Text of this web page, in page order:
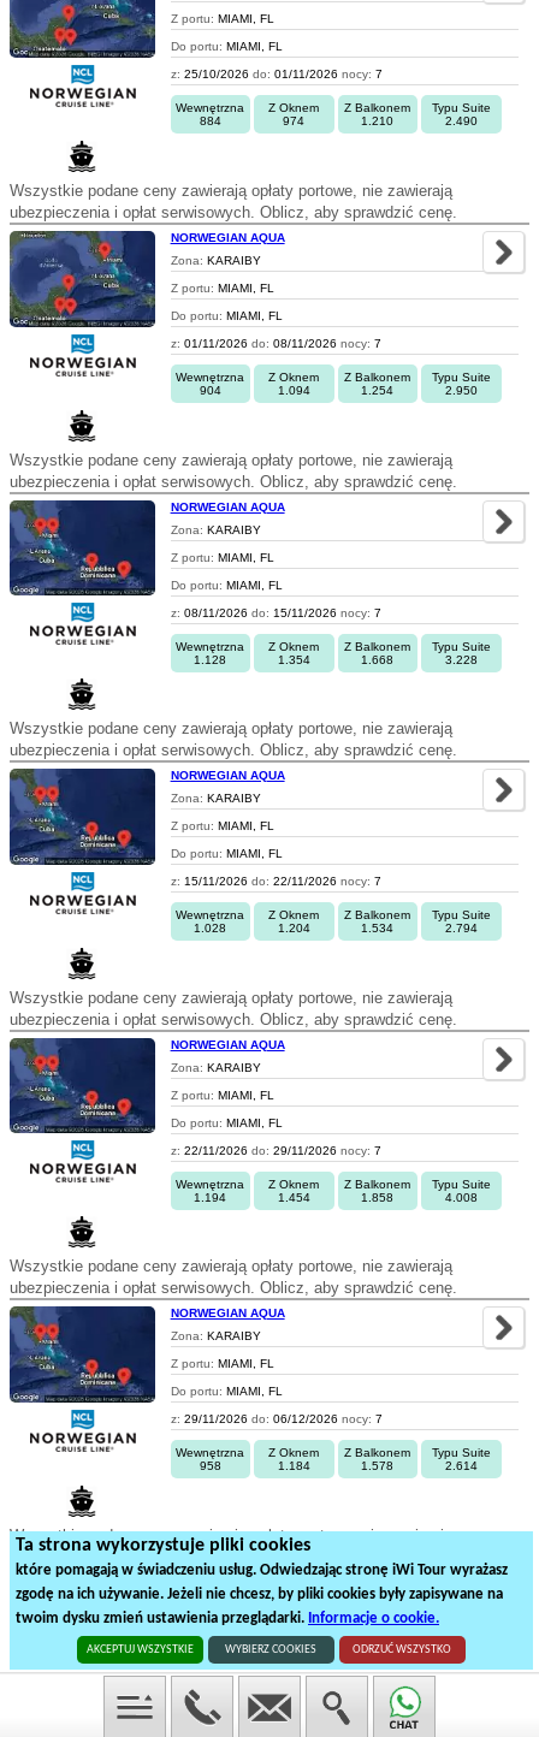
Ta strona wykorzystuje pliki cookies
które pomagają w świadczeniu usług. Odwiedzając stronę iWi Tour wyrażasz
zgodę na ich używanie. Jeżeli nie chcesz, by pliki cookies były zapisywane na
twoim dysku zmień ustawienia przeglądarki. Informacje o cookie.
AKCEPTUJ WSZYSTKIE WYBIERZ COOKIES ODRZUĆ WSZYSTKO
Z portu: MIAMI, FL
Do portu: MIAMI, FL
z: 25/10/2026 do: 01/11/2026 nocy: 7
Wewnętrzna
884
Z Oknem
974
Z Balkonem
1.210
Typu Suite
2.490
Wszystkie podane ceny zawierają opłaty portowe, nie zawierają
ubezpieczenia i opłat serwisowych. Oblicz, aby sprawdzić cenę.
NORWEGIAN AQUA
Zona: KARAIBY
Z portu: MIAMI, FL
Do portu: MIAMI, FL
z: 01/11/2026 do: 08/11/2026 nocy: 7
Wewnętrzna
904
Z Oknem
1.094
Z Balkonem
1.254
Typu Suite
2.950
Wszystkie podane ceny zawierają opłaty portowe, nie zawierają
ubezpieczenia i opłat serwisowych. Oblicz, aby sprawdzić cenę.
NORWEGIAN AQUA
Zona: KARAIBY
Z portu: MIAMI, FL
Do portu: MIAMI, FL
z: 08/11/2026 do: 15/11/2026 nocy: 7
Wewnętrzna
1.128
Z Oknem
1.354
Z Balkonem
1.668
Typu Suite
3.228
Wszystkie podane ceny zawierają opłaty portowe, nie zawierają
ubezpieczenia i opłat serwisowych. Oblicz, aby sprawdzić cenę.
NORWEGIAN AQUA
Zona: KARAIBY
Z portu: MIAMI, FL
Do portu: MIAMI, FL
z: 15/11/2026 do: 22/11/2026 nocy: 7
Wewnętrzna
1.028
Z Oknem
1.204
Z Balkonem
1.534
Typu Suite
2.794
Wszystkie podane ceny zawierają opłaty portowe, nie zawierają
ubezpieczenia i opłat serwisowych. Oblicz, aby sprawdzić cenę.
NORWEGIAN AQUA
Zona: KARAIBY
Z portu: MIAMI, FL
Do portu: MIAMI, FL
z: 22/11/2026 do: 29/11/2026 nocy: 7
Wewnętrzna
1.194
Z Oknem
1.454
Z Balkonem
1.858
Typu Suite
4.008
Wszystkie podane ceny zawierają opłaty portowe, nie zawierają
ubezpieczenia i opłat serwisowych. Oblicz, aby sprawdzić cenę.
NORWEGIAN AQUA
Zona: KARAIBY
Z portu: MIAMI, FL
Do portu: MIAMI, FL
z: 29/11/2026 do: 06/12/2026 nocy: 7
Wewnętrzna
958
Z Oknem
1.184
Z Balkonem
1.578
Typu Suite
2.614
Wszystkie podane ceny zawierają opłaty portowe, nie zawierają
ubezpieczenia i opłat serwisowych. Oblicz, aby sprawdzić cenę.
1 2 3 4 5
91rejsów statkiem na5stronach